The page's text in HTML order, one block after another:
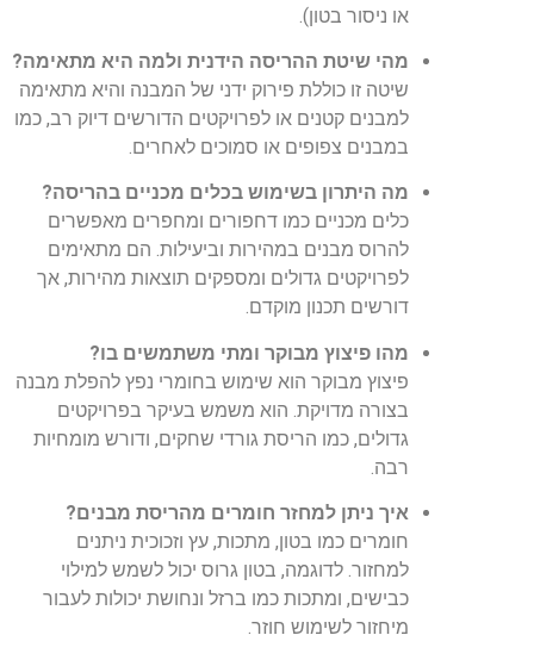
או ניסור בטון).
מהי שיטת ההריסה הידנית ולמה היא מתאימה?
שיטה זו כוללת פירוק ידני של המבנה והיא מתאימה
למבנים קטנים או לפרויקטים הדורשים דיוק רב, כמו
במבנים צפופים או סמוכים לאחרים.
מה היתרון בשימוש בכלים מכניים בהריסה?
כלים מכניים כמו דחפורים ומחפרים מאפשרים
להרוס מבנים במהירות וביעילות. הם מתאימים
לפרויקטים גדולים ומספקים תוצאות מהירות, אך
דורשים תכנון מוקדם.
מהו פיצוץ מבוקר ומתי משתמשים בו?
פיצוץ מבוקר הוא שימוש בחומרי נפץ להפלת מבנה
בצורה מדויקת. הוא משמש בעיקר בפרויקטים
גדולים, כמו הריסת גורדי שחקים, ודורש מומחיות
רבה.
איך ניתן למחזר חומרים מהריסת מבנים?
חומרים כמו בטון, מתכות, עץ וזכוכית ניתנים
למחזור. לדוגמה, בטון גרוס יכול לשמש למילוי
כבישים, ומתכות כמו ברזל ונחושת יכולות לעבור
מיחזור לשימוש חוזר.